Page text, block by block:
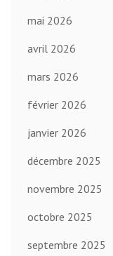
mai 2026
avril 2026
mars 2026
février 2026
janvier 2026
décembre 2025
novembre 2025
octobre 2025
septembre 2025